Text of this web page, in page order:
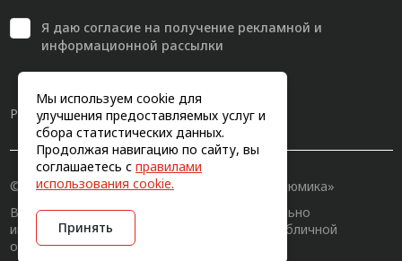
Мы используем cookie для
улучшения предоставляемых услуг и
сбора статистических данных.
Продолжая навигацию по сайту, вы
соглашаетесь с правилами
использования cookie.
Принять
Я даю согласиена получение рекламной и
информационной рассылки
Разработка сайта
© 2011-2026, Конструкционный профиль «Алюмика»
Вся информация на сайте имеет исключительно
информационный характер и не является публичной
офертой